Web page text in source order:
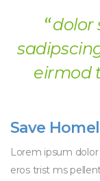
dolor
eirmod
Save
Lorem ipsum
eros trist ms